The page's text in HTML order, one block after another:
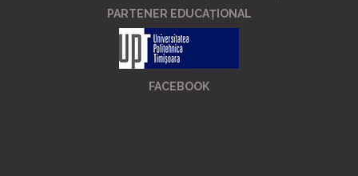
PARTENER EDUCAȚIONAL
FACEBOOK